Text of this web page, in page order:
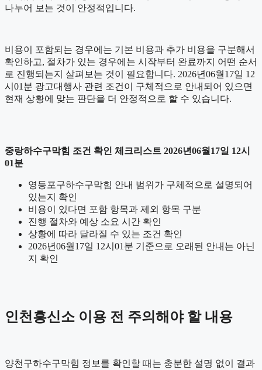
나누어 보는 것이 안정적입니다.
비용이 포함되는 경우에는 기본 비용과 추가 비용을 구분해서
확인하고, 절차가 있는 경우에는 시작부터 완료까지 어떤 순서
로 진행되는지 살펴보는 것이 필요합니다. 2026년06월17일 12
시01분 광고대행사 관련 조건이 구체적으로 안내되어 있으면
현재 상황에 맞는 판단을 더 안정적으로 할 수 있습니다.
중랑하수구막힘 조건 확인 체크리스트 2026년06월17일 12시
01분
영등포구하수구막힘 안내 범위가 구체적으로 설명되어
있는지 확인
비용이 있다면 포함 항목과 제외 항목 구분
진행 절차와 예상 소요 시간 확인
상황에 따라 달라질 수 있는 조건 확인
2026년06월17일 12시01분 기준으로 오래된 안내는 아닌
지 확인
인천흥신소 이용 전 주의해야 할 내용
양천구하수구막힘 정보를 확인할 때는 충분한 설명 없이 결과